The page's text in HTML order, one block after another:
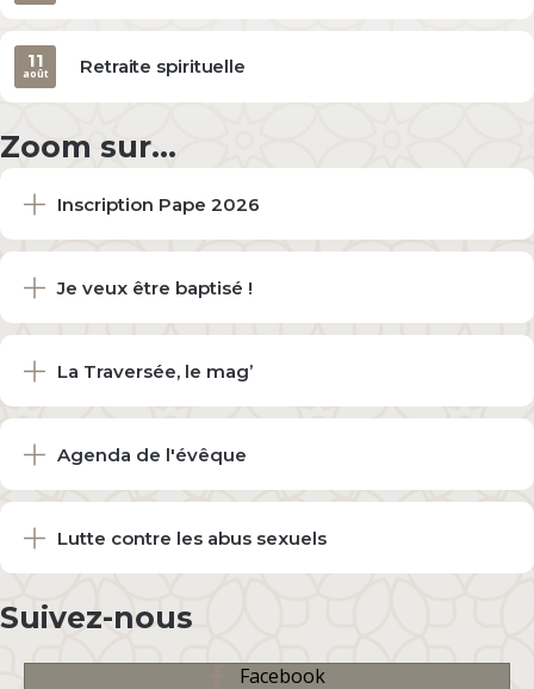
Retraite spirituelle
11
août
Zoom sur...
Inscription Pape 2026
Je veux être baptisé !
La Traversée, le mag’
Agenda de l'évêque
Lutte contre les abus sexuels
Suivez-nous
Facebook